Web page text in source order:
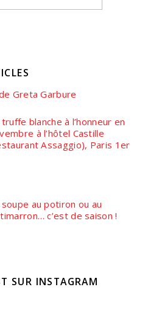
Greta Garbure
truffe blanche à l’honneur en
à l’hôtel Castille
Assaggio), Paris 1er
soupe au potiron ou au
c’est de saison !
SUR INSTAGRAM